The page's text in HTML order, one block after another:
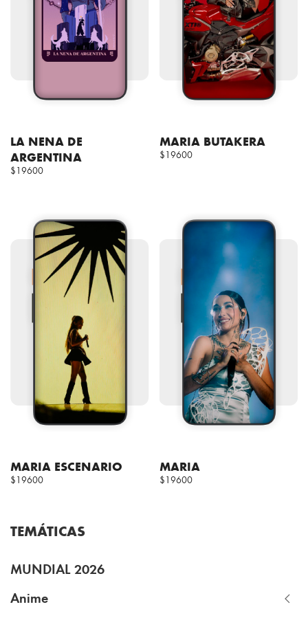
LA NENA DE
ARGENTINA
$19600
MARIA BUTAKERA
$19600
MARIA ESCENARIO
$19600
MARIA
$19600
TEMÁTICAS
MUNDIAL 2026
Anime